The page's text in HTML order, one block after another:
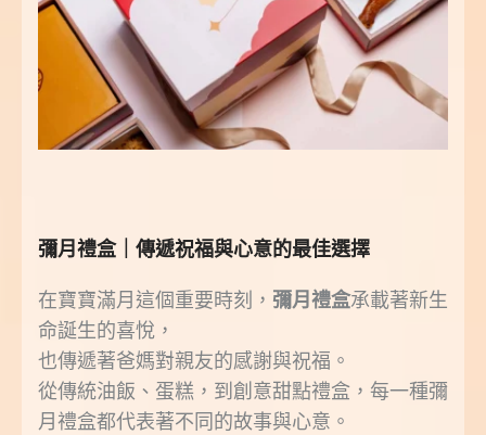
彌月禮盒｜傳遞祝福與心意的最佳選擇
在寶寶滿月這個重要時刻， 彌月禮盒承載著新生
命誕生的喜悅，
也傳遞著爸媽對親友的感謝與祝福。
從傳統油飯、蛋糕，到創意甜點禮盒，每一種彌
月禮盒都代表著不同的故事與心意。